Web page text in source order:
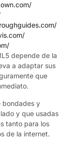
depende de la
a adaptar sus
que
bondades y
y que usadas
tanto para los
de la internet.